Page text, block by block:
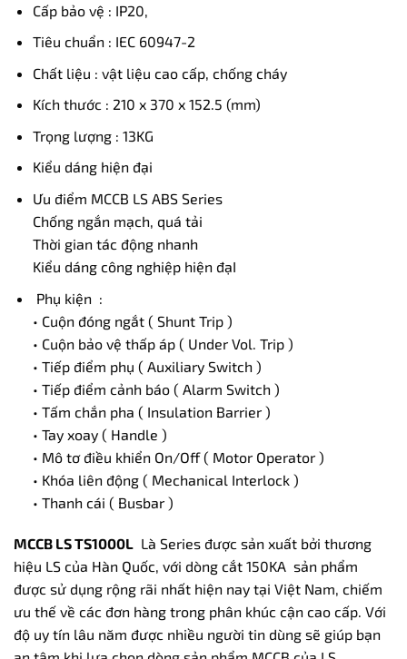
Cấp bảo vệ : IP20,
Tiêu chuẩn : IEC 60947-2
Chất liệu : vật liệu cao cấp, chống cháy
Kích thước : 210 x 370 x 152.5 (mm)
Trọng lượng : 13KG
Kiểu dáng hiện đại
Ưu điểm MCCB LS ABS Series
Chống ngắn mạch, quá tải
Thời gian tác động nhanh
Kiểu dáng công nghiệp hiện đạI
Phụ kiện :
• Cuộn đóng ngắt ( Shunt Trip )
• Cuộn bảo vệ thấp áp ( Under Vol. Trip )
• Tiếp điểm phụ ( Auxiliary Switch )
• Tiếp điểm cảnh báo ( Alarm Switch )
• Tấm chắn pha ( Insulation Barrier )
• Tay xoay ( Handle )
• Mô tơ điều khiển On/Off ( Motor Operator )
• Khóa liên động ( Mechanical Interlock )
• Thanh cái ( Busbar )
MCCB LS TS1000L Là Series được sản xuất bởi thương
hiệu LS của Hàn Quốc, với dòng cắt 150KA sản phẩm
được sử dụng rộng rãi nhất hiện nay tại Việt Nam, chiếm
ưu thế về các đơn hàng trong phân khúc cận cao cấp. Với
độ uy tín lâu năm được nhiều người tin dùng sẽ giúp bạn